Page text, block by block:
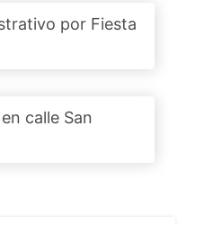
por Fiesta
calle San